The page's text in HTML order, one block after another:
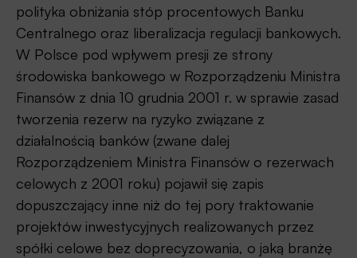
polityka obniżania stóp procentowych Banku
Centralnego oraz liberalizacja regulacji bankowych.
W Polsce pod wpływem presji ze strony
środowiska bankowego w Rozporządzeniu Ministra
Finansów z dnia 10 grudnia 2001 r. w sprawie zasad
tworzenia rezerw na ryzyko związane z
działalnością banków (zwane dalej
Rozporządzeniem Ministra Finansów o rezerwach
celowych z 2001 roku) pojawił się zapis
dopuszczający inne niż do tej pory traktowanie
projektów inwestycyjnych realizowanych przez
spółki celowe bez doprecyzowania, o jaką branżę